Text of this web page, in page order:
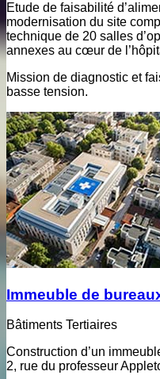
Etude de faisabilité
modernisation du site
technique de 20 salles
annexes au cœur de
Mission de diagnostic et
basse tension.
Immeuble de
Bâtiments Tertiaires
Construction d’un
2, rue du professeur